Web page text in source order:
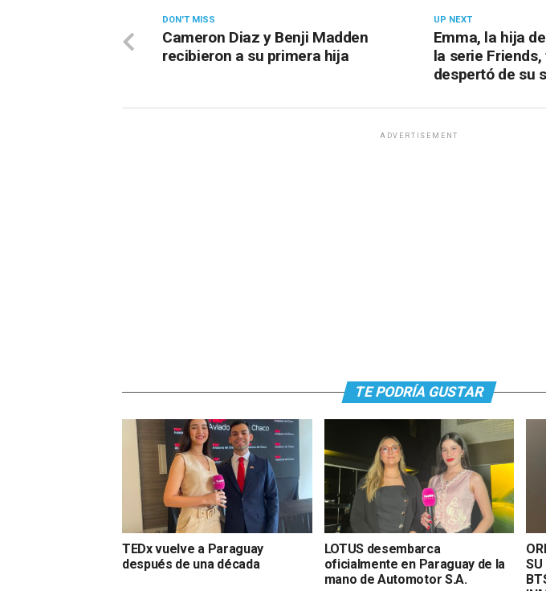
UP NEXT
Emma, la hija
la serie
despertó de su
DON'T MISS
Cameron Diaz y Benji Madden
recibieron a su primera hija
ADVERTISEMENT
TE PODRÍA GUSTAR
TEDx vuelve a Paraguay
después de una década
LOTUS desembarca
oficialmente en Paraguay de la
mano de Automotor S.A.
SU